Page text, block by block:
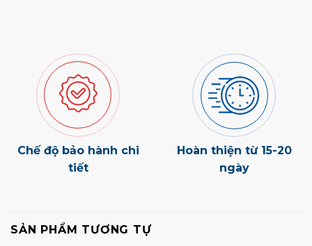
Chế độ bảo hành chi
tiết
Hoàn thiện từ 15-20
ngày
SẢN PHẨM TƯƠNG TỰ